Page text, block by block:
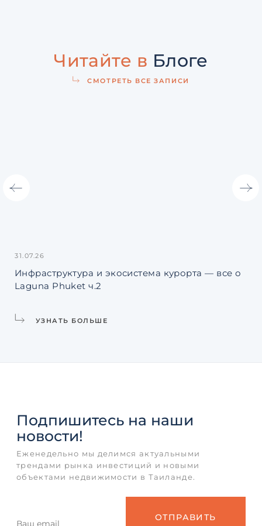
Читайте в Блоге
СМОТРЕТЬ ВСЕ ЗАПИСИ
31.07.26
Инфраструктура и экосистема курорта — все о
Laguna Phuket ч.2
УЗНАТЬ БОЛЬШЕ
Подпишитесь на наши
новости!
Еженедельно мы делимся актуальными
трендами рынка инвестиций и новыми
объектами недвижимости в Таиланде.